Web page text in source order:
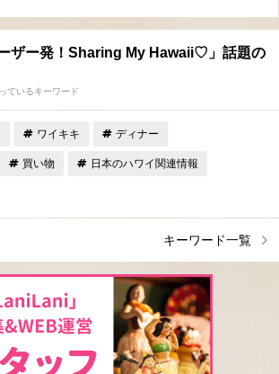
ザー発！Sharing My Hawaii♡」話題の
ているキーワード
ワイキキ ディナー
買い物 日本のハワイ関連情報
キーワード一覧